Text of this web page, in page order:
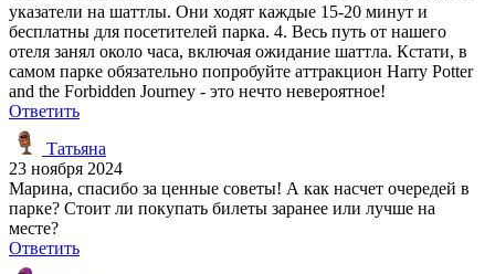
указатели на шаттлы. Они ходят каждые 15-20 минут и
бесплатны для посетителей парка. 4. Весь путь от нашего
отеля занял около часа, включая ожидание шаттла. Кстати, в
самом парке обязательно попробуйте аттракцион Harry Potter
and the Forbidden Journey - это нечто невероятное!
Ответить
Татьяна
23 ноября 2024
Марина, спасибо за ценные советы! А как насчет очередей в
парке? Стоит ли покупать билеты заранее или лучше на
месте?
Ответить